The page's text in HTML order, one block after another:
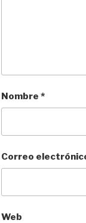
Nombre *
Correo
Web